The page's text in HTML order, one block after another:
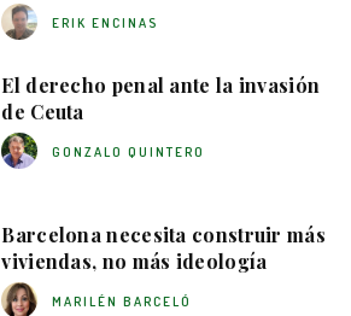
ERIK ENCINAS
El derecho penal ante la invasión
de Ceuta
GONZALO QUINTERO
Barcelona necesita construir más
viviendas, no más ideología
MARILÉN BARCELÓ